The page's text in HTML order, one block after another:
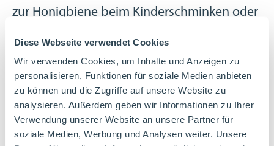
Diese Webseite verwendet Cookies
Wir verwenden Cookies, um Inhalte und Anzeigen zu
personalisieren, Funktionen für soziale Medien anbieten
zu können und die Zugriffe auf unsere Website zu
analysieren. Außerdem geben wir Informationen zu Ihrer
Verwendung unserer Website an unsere Partner für
soziale Medien, Werbung und Analysen weiter. Unsere
zur Honigbiene beim Kinderschminken oder
Ein Tag voller Informationen, Aktionen und
Überraschungen rund um unsere fleißigen
Bienchen! Jeder Teilnehmer erhält Honig
zum Mitnehmen und weitere
Überraschungen!